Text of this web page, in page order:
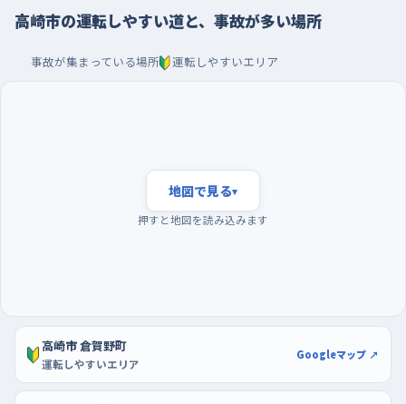
平日の朝いちばんの混雑を避け、駐車はウニクス高崎
で
る。曜日でいえば週の後半、とくに金曜の夕方は帰りの車が多く
なるので、日曜の午前などのんびりした時間を選ぼう。駐車の練
高崎市の運転しやすい道と、事故が多い場所
事故が集まっている場所 運転しやすいエリア
地図で見る▾
押すと地図を読み込みます
高崎市 倉賀野町
運転しやすいエリア
Googleマップ ↗